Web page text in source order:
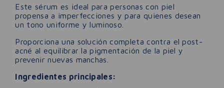
Este sérum es ideal para personas con piel
propensa a imperfecciones y para quienes desean
un tono uniforme y luminoso.
Proporciona una solución completa contra el post-
acné al equilibrar la pigmentación de la piel y
prevenir nuevas manchas.
Ingredientes principales: